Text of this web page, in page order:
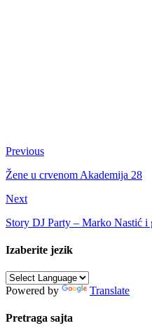
Previous
Žene u crvenom Akademija 28
Next
Story DJ Party – Marko Nastić i
Izaberite jezik
Powered by Translate
Pretraga sajta